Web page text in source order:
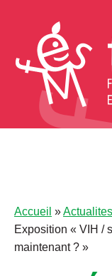
Accueil »Actualites
Exposition « VIH /
maintenant ? »